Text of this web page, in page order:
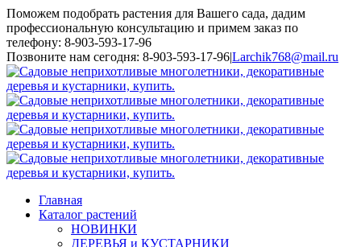
Поможем подобрать растения для Вашего сада, дадим
профессиональную консультацию и примем заказ по
телефону: 8-903-593-17-96
Toggle
SlidingBar
Area
Позвоните нам сегодня: 8-903-593-17-96|Larchik768@mail.ru
Главная
Каталог растений
НОВИНКИ
ДЕРЕВЬЯ и КУСТАРНИКИ